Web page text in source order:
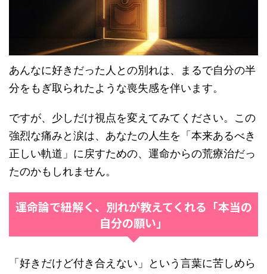
あんなに好きだった人との別れは、まるで自分の半
分をもぎ取られたような喪失感を伴います。
ですが、少しだけ視点を変えてみてください。この
強烈な痛みと涙は、あなたの人生を「本来あるべき
正しい軌道」に戻すための、運命からの荒療治だっ
たのかもしれません。
運命論で紐解く、別れが教えてくれる「本当の
自分の願い」
「好きだけど付き合えない」という言葉に苦しめら